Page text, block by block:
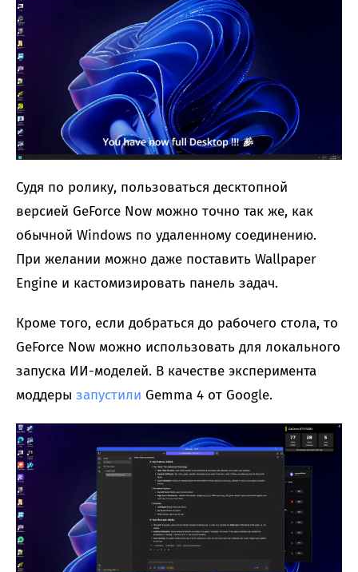
Судя по ролику, пользоваться десктопной
версией GeForce Now можно точно так же, как
обычной Windows по удаленному соединению.
При желании можно даже поставить Wallpaper
Engine и кастомизировать панель задач.
Кроме того, если добраться до рабочего стола, то
GeForce Now можно использовать для локального
запуска ИИ-моделей. В качестве эксперимента
моддеры запустили Gemma 4 от Google.